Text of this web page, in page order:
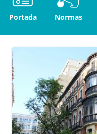
Portada Normas